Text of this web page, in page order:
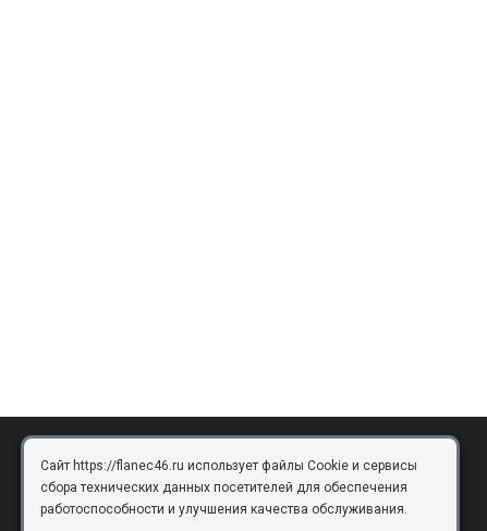
БРЯНСК
Сайт https://flanec46.ru использует файлы Cookie и сервисы
сбора технических данных посетителей для обеспечения
работоспособности и улучшения качества обслуживания.